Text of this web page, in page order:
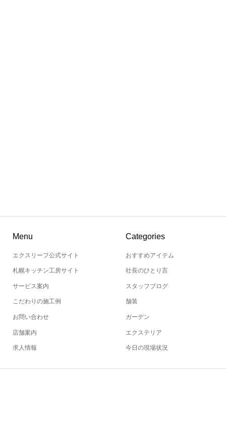
Menu
エクスリーフ公式サイト
札幌キッチン工房サイト
サービス案内
こだわりの施工例
お問い合わせ
店舗案内
求人情報
Categories
おすすめアイテム
社長のひとり言
スタッフブログ
舗装
ガーデン
エクステリア
今日の現場状況